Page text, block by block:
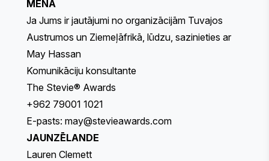
MENA
Ja Jums ir jautājumi no organizācijām Tuvajos
Austrumos un Ziemeļāfrikā, lūdzu, sazinieties ar
May Hassan
Komunikāciju konsultante
The Stevie® Awards
+962 79001 1021
E-pasts: may@stevieawards.com
JAUNZĒLANDE
Lauren Clemett